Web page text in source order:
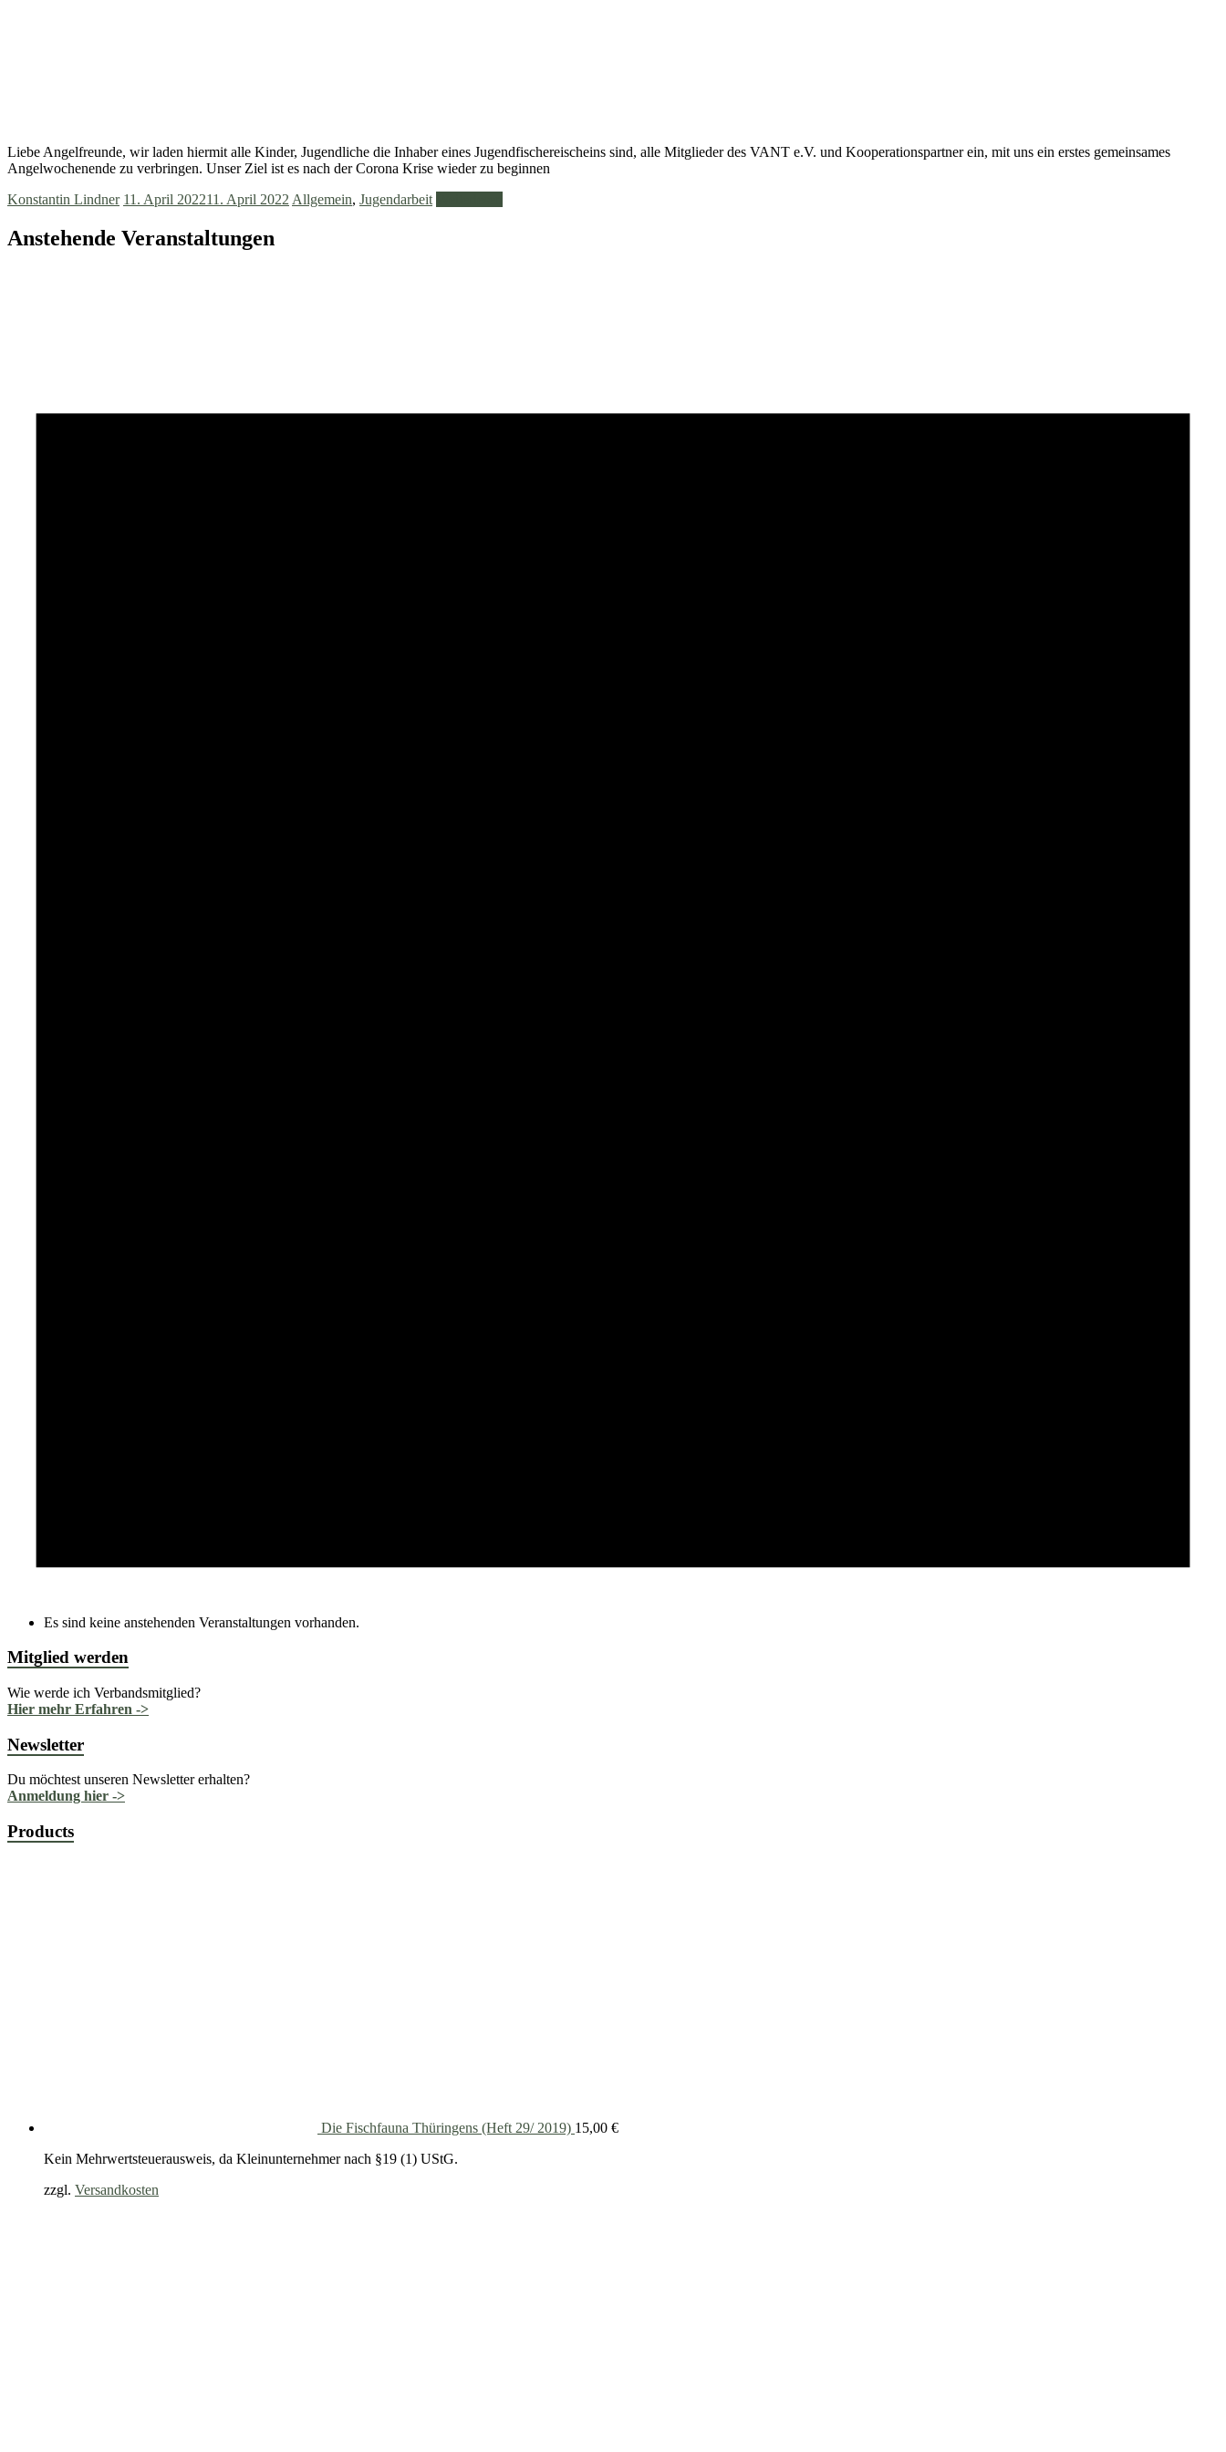
Liebe Angelfreunde, wir laden hiermit alle Kinder, Jugendliche die Inhaber eines Jugendfischereischeins sind, alle Mitglieder des VANT e.V. und Kooperationspartner ein, mit uns ein erstes gemeinsames
Angelwochenende zu verbringen. Unser Ziel ist es nach der Corona Krise wieder zu beginnen
Konstantin Lindner 11. April 202211. April 2022 Allgemein, Jugendarbeit
Anstehende Veranstaltungen
Es sind keine anstehenden Veranstaltungen vorhanden.
Mitglied werden
Wie werde ich Verbandsmitglied?
Hier mehr Erfahren ->
Newsletter
Du möchtest unseren Newsletter erhalten?
Anmeldung hier ->
Products
Die Fischfauna Thüringens (Heft 29/ 2019) 15,00 €
Kein Mehrwertsteuerausweis, da Kleinunternehmer nach §19 (1) UStG.
zzgl. Versandkosten